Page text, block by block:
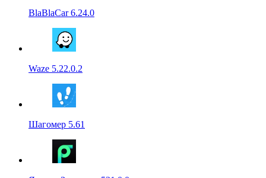
BlaBlaCar 6.24.0
Waze 5.22.0.2
Шагомер 5.61